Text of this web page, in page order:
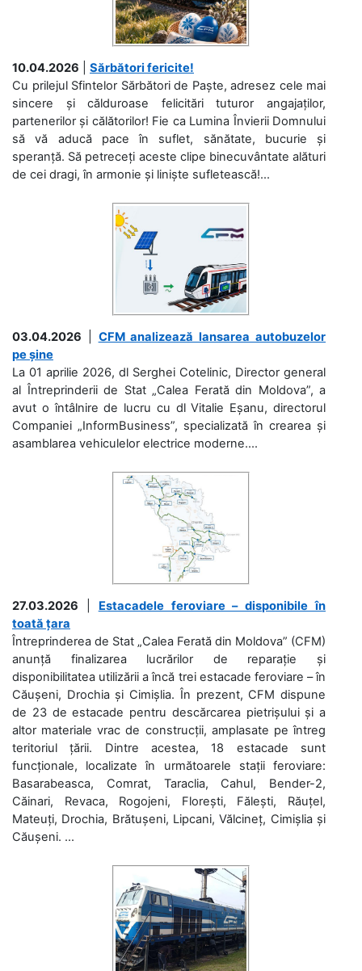
10.04.2026
Sărbători fericite!
Cu prilejul Sfintelor Sărbători de Paște, adresez cele mai
sincere și călduroase felicitări tuturor angajaților,
partenerilor și călătorilor! Fie ca Lumina Învierii Domnului
să vă aducă pace în suflet, sănătate, bucurie și
speranță. Să petreceți aceste clipe binecuvântate alături
de cei dragi, în armonie și liniște sufletească!...
03.04.2026
CFM analizează lansarea autobuzelor
pe șine
La 01 aprilie 2026, dl Serghei Cotelinic, Director general
al Întreprinderii de Stat „Calea Ferată din Moldova”, a
avut o întâlnire de lucru cu dl Vitalie Eșanu, directorul
Companiei „InformBusiness”, specializată în crearea și
asamblarea vehiculelor electrice moderne....
27.03.2026
Estacadele feroviare – disponibile în
toată țara
Întreprinderea de Stat „Calea Ferată din Moldova” (CFM)
anunță finalizarea lucrărilor de reparație și
disponibilitatea utilizării a încă trei estacade feroviare – în
Căușeni, Drochia și Cimișlia. În prezent, CFM dispune
de 23 de estacade pentru descărcarea pietrișului și a
altor materiale vrac de construcții, amplasate pe întreg
teritoriul țării. Dintre acestea, 18 estacade sunt
funcționale, localizate în următoarele stații feroviare:
Basarabeasca, Comrat, Taraclia, Cahul, Bender-2,
Căinari, Revaca, Rogojeni, Florești, Fălești, Răuțel,
Mateuți, Drochia, Brătușeni, Lipcani, Vălcineț, Cimișlia și
Căușeni. ...